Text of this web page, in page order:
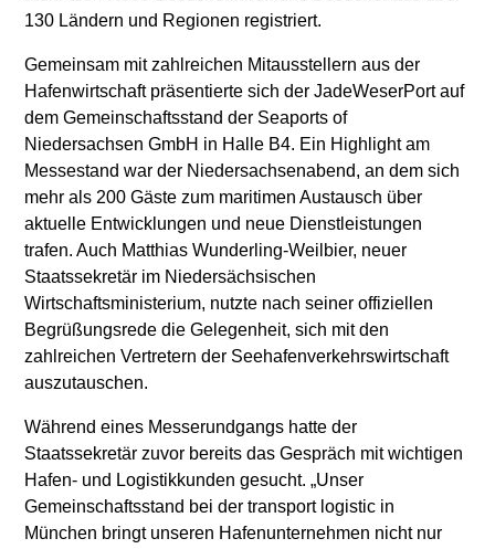
130 Ländern und Regionen registriert.
Gemeinsam mit zahlreichen Mitausstellern aus der
Hafenwirtschaft präsentierte sich der JadeWeserPort auf
dem Gemeinschaftsstand der Seaports of
Niedersachsen GmbH in Halle B4. Ein Highlight am
Messestand war der Niedersachsenabend, an dem sich
mehr als 200 Gäste zum maritimen Austausch über
aktuelle Entwicklungen und neue Dienstleistungen
trafen. Auch Matthias Wunderling-Weilbier, neuer
Staatssekretär im Niedersächsischen
Wirtschaftsministerium, nutzte nach seiner offiziellen
Begrüßungsrede die Gelegenheit, sich mit den
zahlreichen Vertretern der Seehafenverkehrswirtschaft
auszutauschen.
Während eines Messerundgangs hatte der
Staatssekretär zuvor bereits das Gespräch mit wichtigen
Hafen- und Logistikkunden gesucht. „Unser
Gemeinschaftsstand bei der transport logistic in
München bringt unseren Hafenunternehmen nicht nur